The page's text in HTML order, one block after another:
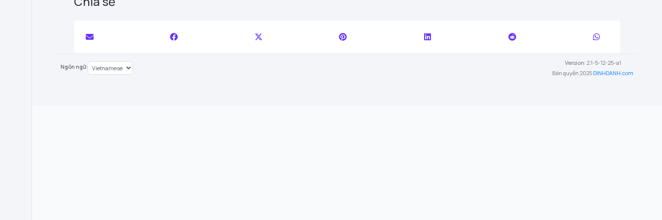
Ngôn ngữ: Version: 2.1-5-12-25-a1
Bản quyền 2025 DINHDANH.com